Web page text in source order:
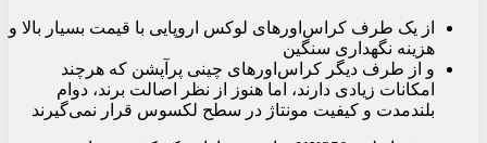
از یک طرف کراس‌اورهای لوکس اروپایی با قیمت بسیار بالا و
هزینه نگهداری سنگین
و از طرف دیگر کراس‌اورهای چینی پرآپشن که هرچند
امکانات زیادی دارند، اما هنوز از نظر اصالت برند، دوام
بلندمدت و کیفیت مونتاژ در سطح لکسوس قرار نمی‌گیرند